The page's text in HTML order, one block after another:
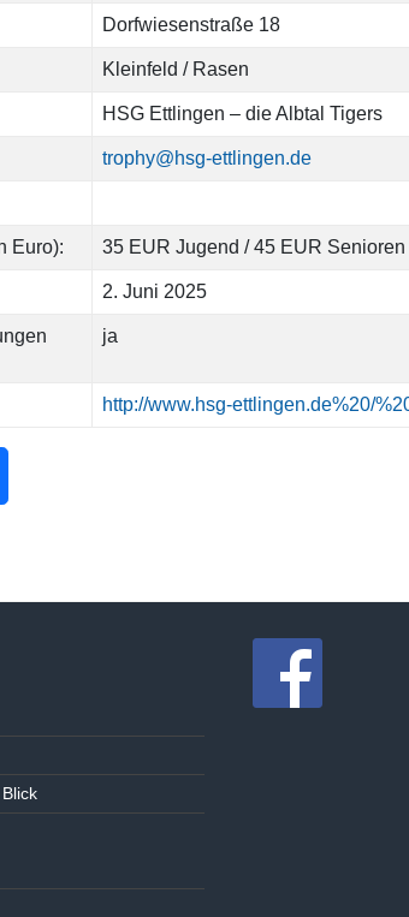
Dorfwiesenstraße 18
Kleinfeld / Rasen
HSG Ettlingen – die Albtal Tigers
trophy@hsg-ettlingen.de
Euro): 35 EUR Jugend / 45 EUR Senioren
2. Juni 2025
ja
http://www.hsg-ettlingen.de%20/